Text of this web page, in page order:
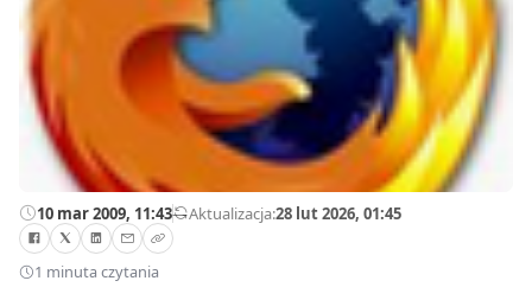
10 mar 2009, 11:43—Aktualizacja:28 lut 2026, 01:45
1 minuta czytania